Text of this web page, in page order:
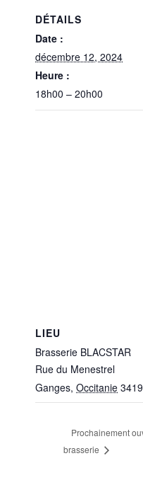
DÉTAILS
Date :
décembre 12, 2024
Heure :
18h00 – 20h00
LIEU
Brasserie BLACSTAR
Rue du Menestrel
Ganges, Occitanie
Prochainement
brasserie